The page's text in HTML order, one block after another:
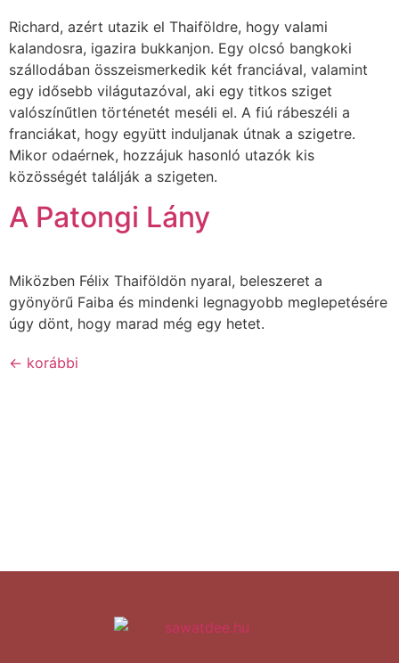
Richard, azért utazik el Thaiföldre, hogy valami
kalandosra, igazira bukkanjon. Egy olcsó bangkoki
szállodában összeismerkedik két franciával, valamint
egy idősebb világutazóval, aki egy titkos sziget
valószínűtlen történetét meséli el. A fiú rábeszéli a
franciákat, hogy együtt induljanak útnak a szigetre.
Mikor odaérnek, hozzájuk hasonló utazók kis
közösségét találják a szigeten.
A Patongi Lány
Miközben Félix Thaiföldön nyaral, beleszeret a
gyönyörű Faiba és mindenki legnagyobb meglepetésére
úgy dönt, hogy marad még egy hetet.
← korábbi